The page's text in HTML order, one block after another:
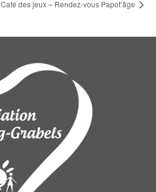
Café des jeux – Rendez-vous Papot’âge